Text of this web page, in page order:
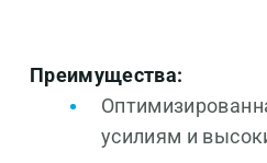
Преимущества:
усилиям и